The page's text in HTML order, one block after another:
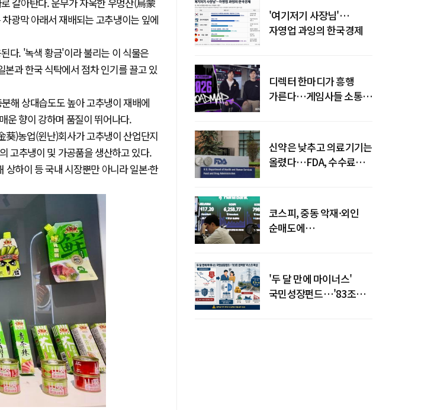
광막 아래서 재배되는 고추냉이는 잎에
다. '녹색 황금'이라 불리는 이 식물은
과 한국 식탁에서 점차 인기를 끌고 있
해 상대습도도 높아 고추냉이 재배에
운 향이 강하며 품질이 뛰어나다.
葵)농업(윈난)회사가 고추냉이 산업단지
고추냉이 및 가공품을 생산하고 있다.
하이 등 국내 시장뿐만 아니라 일본·한
'여기저기 사장님'…
자영업 과잉의 한국경제
디렉터 한마디가 흥행
가른다…게임사들 소통
신약은 낮추고 의료기기는
올렸다…FDA, 수수료
코스피, 중동 악재·외인
순매도에
'두 달 만에 마이너스'
국민성장펀드…'83조